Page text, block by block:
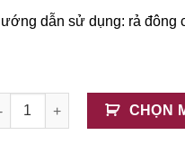
dẫn sử dụng: rả đông
Gà Rán KFC số lượng
CHỌN